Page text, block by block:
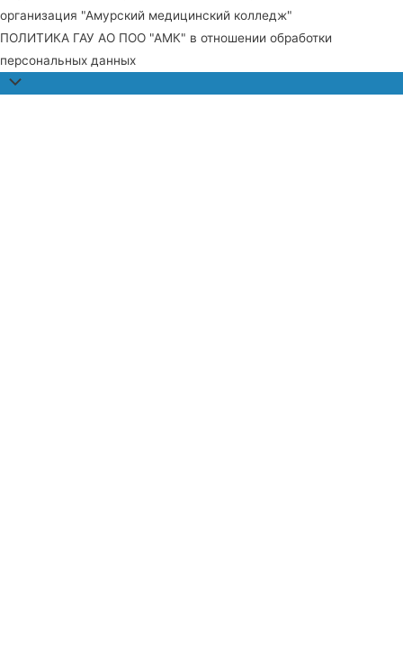
организация "Амурский медицинский колледж"
ПОЛИТИКА ГАУ АО ПОО "АМК" в отношении обработки
персональных данных
Прокрутить